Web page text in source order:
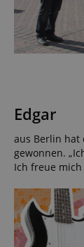
Edgar
aus Berlin hat
gewonnen.
Ich freue mich